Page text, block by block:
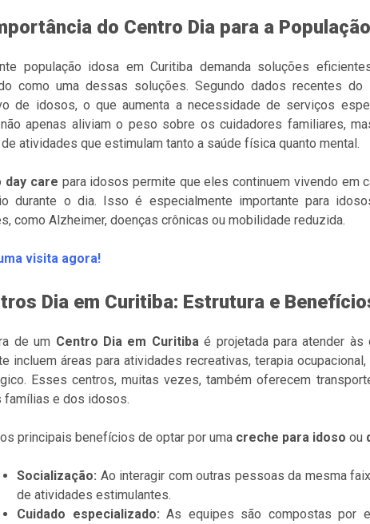
do Centro Dia para a
população idosa em Curitiba demanda soluções
como uma dessas soluções. Segundo dados recentes
de idosos, o que aumenta a necessidade de serviços
apenas aliviam o peso sobre os cuidadores familiares,
atividades que estimulam tanto a saúde física quanto mental.
day care para idosos permite que eles continuem vivendo em
durante o dia. Isso é especialmente importante para
como Alzheimer, doenças crônicas ou mobilidade reduzida.
visita agora!
Dia em Curitiba: Estrutura e
de um Centro Dia em Curitiba é projetada para atender
incluem áreas para atividades recreativas, terapia
Esses centros, muitas vezes, também oferecem
famílias e dos idosos.
principais benefícios de optar por uma creche para idoso ou
Socialização: Ao interagir com outras pessoas da mesma
de atividades estimulantes.
Cuidado especializado: As equipes são compostas por